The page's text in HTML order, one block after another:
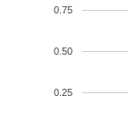
0.25
0.50
0.75